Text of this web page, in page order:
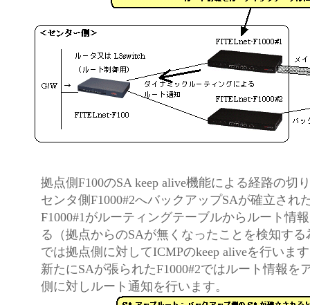
拠点側F100のSA keep alive機能による経路の切
センタ側F1000#2へバックアップSAが確立され
F1000#1がルーティングテーブルからルート情
る（拠点からのSAが無くなったことを検知する
では拠点側に対してICMPのkeep aliveを行いま
新たにSAが張られたF1000#2ではルート情報を
側に対しルート通知を行います。